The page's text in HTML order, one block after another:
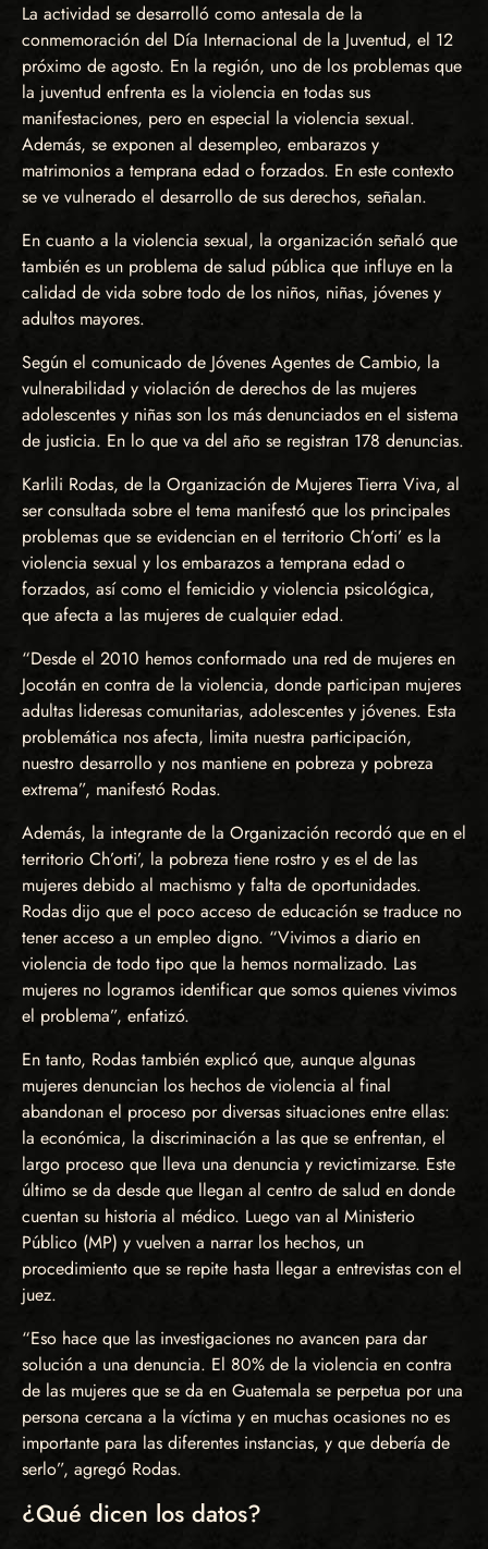
La actividad se desarrolló como antesala de la
conmemoración del Día Internacional de la Juventud, el 12
próximo de agosto. En la región, uno de los problemas que
la juventud enfrenta es la violencia en todas sus
manifestaciones, pero en especial la violencia sexual.
Además, se exponen al desempleo, embarazos y
matrimonios a temprana edad o forzados. En este contexto
se ve vulnerado el desarrollo de sus derechos, señalan.
En cuanto a la violencia sexual, la organización señaló que
también es un problema de salud pública que influye en la
calidad de vida sobre todo de los niños, niñas, jóvenes y
adultos mayores.
Según el comunicado de Jóvenes Agentes de Cambio, la
vulnerabilidad y violación de derechos de las mujeres
adolescentes y niñas son los más denunciados en el sistema
de justicia. En lo que va del año se registran 178 denuncias.
Karlili Rodas, de la Organización de Mujeres Tierra Viva, al
ser consultada sobre el tema manifestó que los principales
problemas que se evidencian en el territorio Ch’orti’ es la
violencia sexual y los embarazos a temprana edad o
forzados, así como el femicidio y violencia psicológica,
que afecta a las mujeres de cualquier edad.
“Desde el 2010 hemos conformado una red de mujeres en
Jocotán en contra de la violencia, donde participan mujeres
adultas lideresas comunitarias, adolescentes y jóvenes. Esta
problemática nos afecta, limita nuestra participación,
nuestro desarrollo y nos mantiene en pobreza y pobreza
extrema”, manifestó Rodas.
Además, la integrante de la Organización recordó que en el
territorio Ch’orti’, la pobreza tiene rostro y es el de las
mujeres debido al machismo y falta de oportunidades.
Rodas dijo que el poco acceso de educación se traduce no
tener acceso a un empleo digno. “Vivimos a diario en
violencia de todo tipo que la hemos normalizado. Las
mujeres no logramos identificar que somos quienes vivimos
el problema”, enfatizó.
En tanto, Rodas también explicó que, aunque algunas
mujeres denuncian los hechos de violencia al final
abandonan el proceso por diversas situaciones entre ellas:
la económica, la discriminación a las que se enfrentan, el
largo proceso que lleva una denuncia y revictimizarse. Este
último se da desde que llegan al centro de salud en donde
cuentan su historia al médico. Luego van al Ministerio
Público (MP) y vuelven a narrar los hechos, un
procedimiento que se repite hasta llegar a entrevistas con el
juez.
“Eso hace que las investigaciones no avancen para dar
solución a una denuncia. El 80% de la violencia en contra
de las mujeres que se da en Guatemala se perpetua por una
persona cercana a la víctima y en muchas ocasiones no es
importante para las diferentes instancias, y que debería de
serlo”, agregó Rodas.
¿Qué dicen los datos?